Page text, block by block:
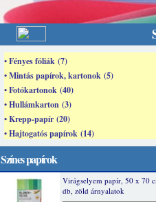
• Fényes fóliák (7)
• Mintás papírok, kartonok (5)
• Fotókartonok (40)
• Hullámkarton (3)
• Krepp-papír (20)
• Hajtogatós papírok (14)
Színes papírok
Virágselyem papír, 50 x 70
db, zöld árnyalatok